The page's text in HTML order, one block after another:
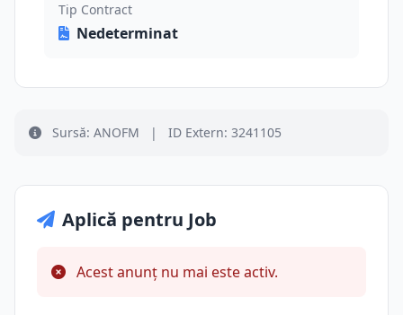
Tip Contract
Nedeterminat
Sursă: ANOFM | ID Extern: 3241105
Aplică pentru Job
Acest anunț nu mai este activ.